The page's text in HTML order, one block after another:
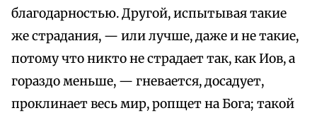
благодарностью. Другой, испытывая такие
же страдания, — или лучше, даже и не такие,
потому что никто не страдает так, как Иов, а
гораздо меньше, — гневается, досадует,
проклинает весь мир, ропщет на Бога; такой